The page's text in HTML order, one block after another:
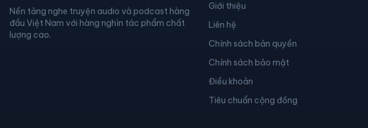
Nền tảng nghe truyện audio và podcast hàng
đầu Việt Nam với hàng nghìn tác phẩm chất
lượng cao.
Giới thiệu
Liên hệ
Chính sách bản quyền
Chính sách bảo mật
Điều khoản
Tiêu chuẩn cộng đồng